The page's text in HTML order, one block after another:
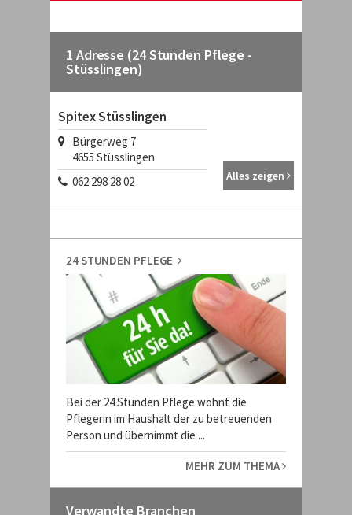
1 Adresse (24 Stunden Pflege -
Stüsslingen)
Spitex Stüsslingen
Bürgerweg 7
4655 Stüsslingen
062 298 28 02
Alles zeigen
24 STUNDEN PFLEGE
Bei der 24 Stunden Pflege wohnt die
Pflegerin im Haushalt der zu betreuenden
Person und übernimmt die ...
MEHR ZUM THEMA
Verwandte Branchen